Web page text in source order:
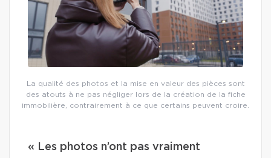
La qualité des photos et la mise en valeur des pièces sont
des atouts à ne pas négliger lors de la création de la fiche
immobilière, contrairement à ce que certains peuvent croire.
« Les photos n’ont pas vraiment